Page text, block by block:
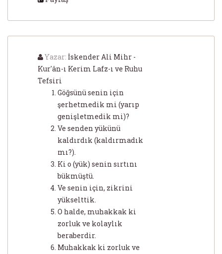
Yazar: İskender Ali Mihr -
Kur'ân-ı Kerim Lafz-ı ve Ruhu
Tefsiri
Göğsünü senin için
şerhetmedik mi (yarıp
genişletmedik mi)?
Ve senden yükünü
kaldırdık (kaldırmadık
mı?).
Ki o (yük) senin sırtını
bükmüştü.
Ve senin için, zikrini
yükselttik.
O halde, muhakkak ki
zorluk ve kolaylık
beraberdir.
Muhakkak ki zorluk ve